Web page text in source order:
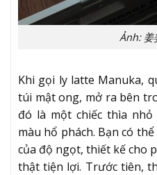
Ảnh: 姜
Khi gọi ly latte Manuka,
túi mật ong, mở ra bên
đó là một chiếc thìa
màu hổ phách. Bạn có
của độ ngọt, thiết kế cho
thật tiện lợi. Trước tiên,